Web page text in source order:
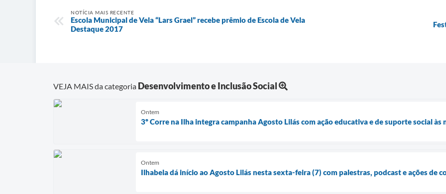
NOTÍCIA MAIS RECENTE
Escola Municipal de Vela “Lars Grael” recebe prêmio de Escola de Vela
Destaque 2017
VEJA MAIS da categoria Desenvolvimento e Inclusão Social
Ontem
3º Corre na Ilha integra campanha Agosto Lilás com ação educativa e de suporte social
Ontem
Ilhabela dá início ao Agosto Lilás nesta sexta-feira (7) com palestras, podcast e ações de